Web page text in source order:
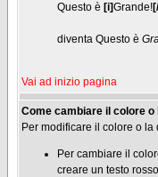
Questo è [i]Grande!
diventa Questo è
Vai ad inizio pagina
Come cambiare il colore
Per modificare il colore o
Per cambiare il
creare un testo